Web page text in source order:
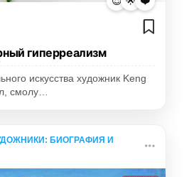
гиперреализм
искусства художник Keng
смолу…
БИОГРАФИЯ И